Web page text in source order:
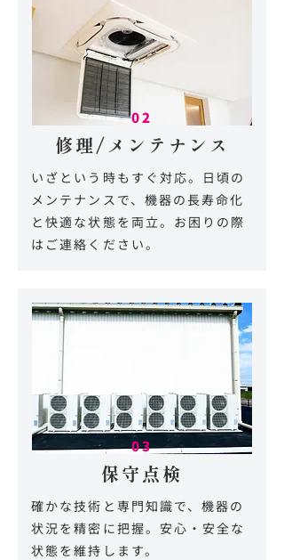
02
修理/メンテナンス
いざという時もすぐ対応。日頃の
メンテナンスで、機器の長寿命化
と快適な状態を両立。お困りの際
はご連絡ください。
03
保守点検
確かな技術と専門知識で、機器の
状況を精密に把握。安心・安全な
状態を維持します。